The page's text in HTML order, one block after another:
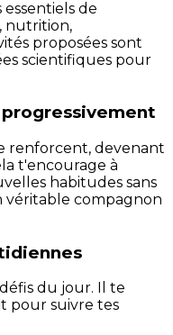
de
nutrition,
proposées sont
scientifiques pour
renforcent, devenant
t'encourage à
habitudes sans
véritable compagnon
du jour. Il te
pour suivre tes